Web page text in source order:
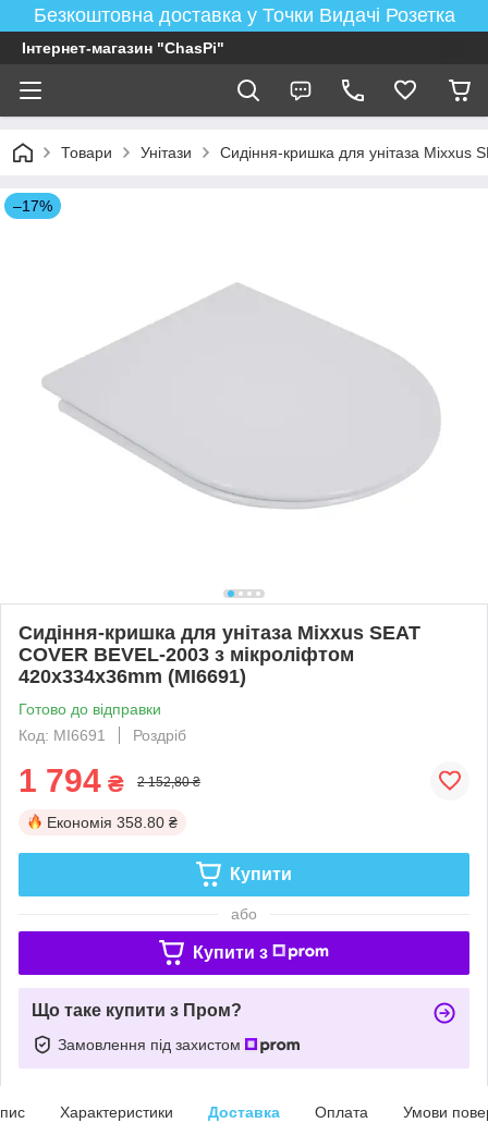
Безкоштовна доставка у Точки Видачі Розетка
Інтернет-магазин "ChasPi"
Товари Унітази Сидіння-кришка для унітаза Mixxus
–17%
Сидіння-кришка для унітаза Mixxus SEAT
COVER BEVEL-2003 з мікроліфтом
420х334х36mm (MI6691)
Готово до відправки
Код: MI6691
Роздріб
1 794 ₴ 2 152,80 ₴
Економія 358.80 ₴
Купити
або
Купити з
Що таке купити з Пром?
Замовлення під захистом
Характеристики Доставка Оплата Умови